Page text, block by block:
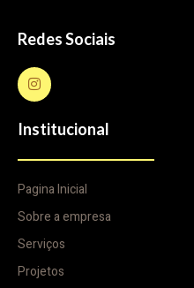
Redes Sociais
Institucional
Pagina Inicial
Sobre a empresa
Serviços
Projetos